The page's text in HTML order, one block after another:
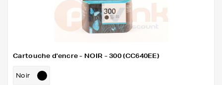
Cartouche d'encre - NOIR - 300 (CC640EE)
Noir